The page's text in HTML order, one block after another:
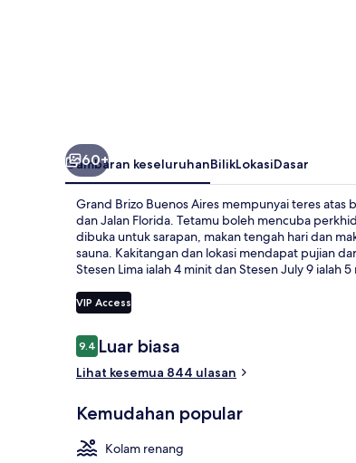
60+
Gambaran keseluruhanBilikLokasiDasar
Grand Brizo Buenos Aires mempunyai teres
dan Jalan Florida. Tetamu boleh mencuba
dibuka untuk sarapan, makan tengah hari dan
sauna. Kakitangan dan lokasi mendapat pujian
Stesen Lima ialah 4 minit dan Stesen July 9 ialah 5
VIP Access
Ulasan
9.49.4 daripada 10
Luar biasa
Lihat kesemua 844 ulasan
Kemudahan popular
Kolam renang